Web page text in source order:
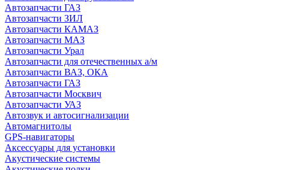
Автозапчасти ГАЗ
Автозапчасти ЗИЛ
Автозапчасти КАМАЗ
Автозапчасти МАЗ
Автозапчасти Урал
Автозапчасти для отечественных а/м
Автозапчасти ВАЗ, ОКА
Автозапчасти ГАЗ
Автозапчасти Москвич
Автозапчасти УАЗ
Автозвук и автосигнализации
Автомагнитолы
GPS-навигаторы
Аксессуары для установки
Акустические системы